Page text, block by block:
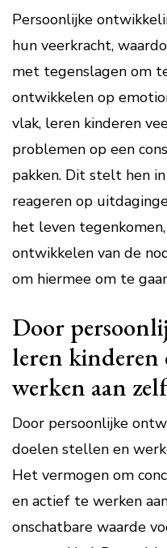
Persoonlijke
hun veerkracht,
met tegenslagen om
ontwikkelen op
vlak, leren kinderen
problemen op een
pakken. Dit stelt hen
reageren op
het leven
ontwikkelen van de
om hiermee om te
Door
leren kinderen
werken aan
Door persoonlijke
doelen stellen en
Het vermogen om
en actief te werken
onschatbare waarde